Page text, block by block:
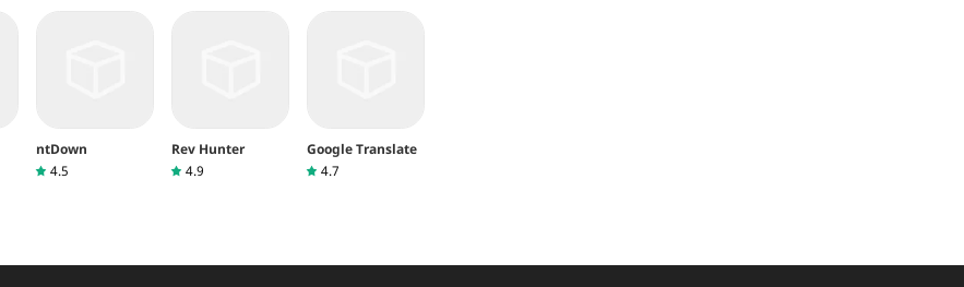
ntDown
4.5
Rev Hunter
4.9
Google Translate
4.7